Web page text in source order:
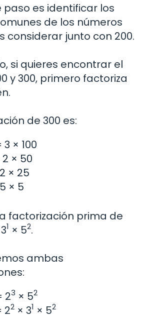
paso es identificar los
de los números
considerar junto con 200.
si quieres encontrar el
y 300, primero factoriza
de 300 es:
3 × 100
2 × 50
× 25
× 5
factorización prima de
1 × 52.
ambas
23 × 52
22 × 31 × 52